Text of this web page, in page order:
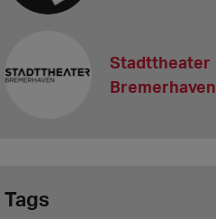
Stadttheater
Bremerhaven
Tags